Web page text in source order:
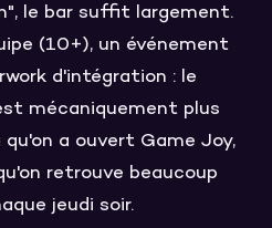
le bar suffit largement.
(10+), un événement
d'intégration : le
mécaniquement plus
a ouvert Game Joy,
retrouve beaucoup
jeudi soir.